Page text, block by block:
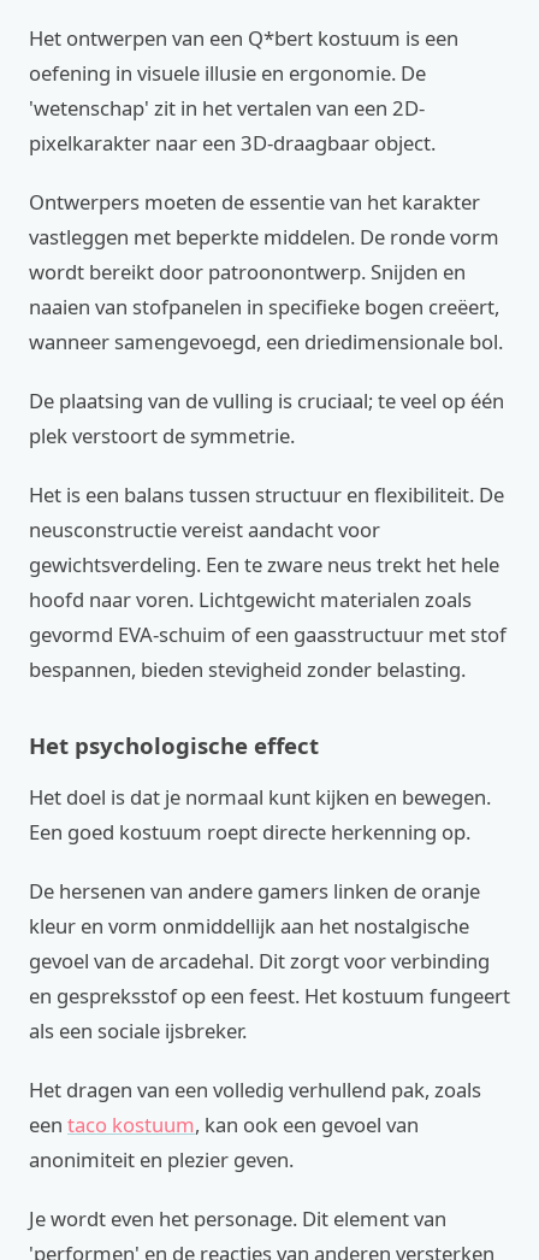
Het ontwerpen van een Q*bert kostuum is een
oefening in visuele illusie en ergonomie. De
'wetenschap' zit in het vertalen van een 2D-
pixelkarakter naar een 3D-draagbaar object.
Ontwerpers moeten de essentie van het karakter
vastleggen met beperkte middelen. De ronde vorm
wordt bereikt door patroonontwerp. Snijden en
naaien van stofpanelen in specifieke bogen creëert,
wanneer samengevoegd, een driedimensionale bol.
De plaatsing van de vulling is cruciaal; te veel op één
plek verstoort de symmetrie.
Het is een balans tussen structuur en flexibiliteit. De
neusconstructie vereist aandacht voor
gewichtsverdeling. Een te zware neus trekt het hele
hoofd naar voren. Lichtgewicht materialen zoals
gevormd EVA-schuim of een gaasstructuur met stof
bespannen, bieden stevigheid zonder belasting.
Het psychologische effect
Het doel is dat je normaal kunt kijken en bewegen.
Een goed kostuum roept directe herkenning op.
De hersenen van andere gamers linken de oranje
kleur en vorm onmiddellijk aan het nostalgische
gevoel van de arcadehal. Dit zorgt voor verbinding
en gespreksstof op een feest. Het kostuum fungeert
als een sociale ijsbreker.
Het dragen van een volledig verhullend pak, zoals
een taco kostuum, kan ook een gevoel van
anonimiteit en plezier geven.
Je wordt even het personage. Dit element van
'performen' en de reacties van anderen versterken